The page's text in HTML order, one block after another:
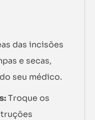
das incisões
e secas,
seu médico.
Troque os